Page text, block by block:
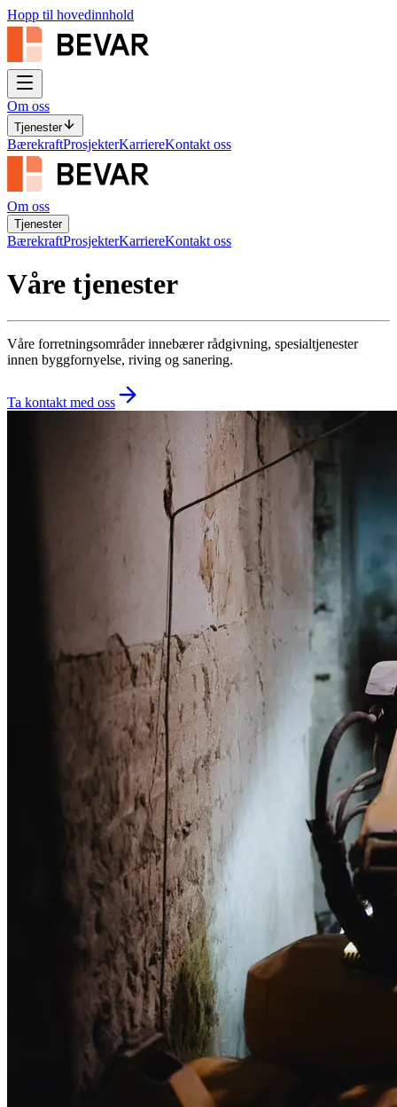
Hopp til hovedinnhold
Om oss
Tjenester
BærekraftProsjekterKarriereKontakt oss
Om oss
Tjenester
BærekraftProsjekterKarriereKontakt oss
Våre tjenester
Våre forretningsområder innebærer rådgivning, spesialtjenester
innen byggfornyelse, riving og sanering.
Ta kontakt med oss